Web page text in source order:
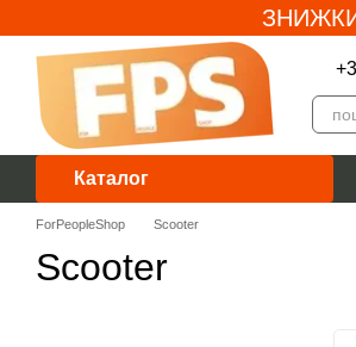
Перейти до основного контенту
Каталог
ForPeopleShop Scooter
Scooter